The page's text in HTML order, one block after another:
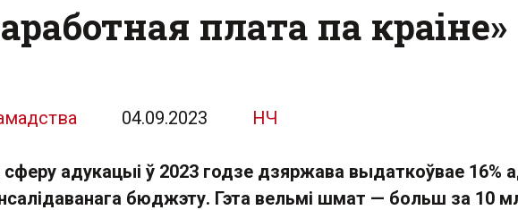
плата па краіне»
04.09.2023 НЧ
адукацыі ў 2023 годзе дзяржава выдаткоўвае 16%
бюджэту. Гэта вельмі шмат — больш за 10